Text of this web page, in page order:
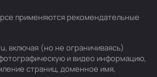
применяются рекомендательные
включая (но не ограничиваясь)
и видео информацию,
страниц, доменное имя,